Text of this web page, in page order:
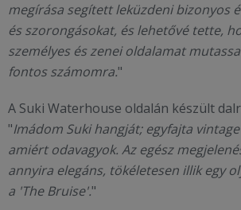
megírása segített leküzdeni bizonyos
és szorongásokat, és lehetővé tette,
személyes és zenei oldalamat
fontos számomra."
A Suki Waterhouse oldalán készült
"Imádom Suki hangját; egyfajta
amiért odavagyok. Az egész
annyira elegáns, tökéletesen illik egy
a 'The Bruise'."